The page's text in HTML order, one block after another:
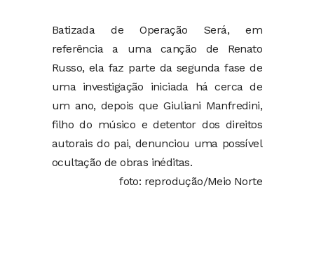
Batizada de Operação Será, em
referência a uma canção de Renato
Russo, ela faz parte da segunda fase de
uma investigação iniciada há cerca de
um ano, depois que Giuliani Manfredini,
filho do músico e detentor dos direitos
autorais do pai, denunciou uma possível
ocultação de obras inéditas.
foto: reprodução/Meio Norte